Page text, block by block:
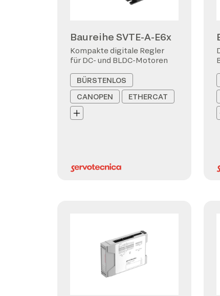
Baureihe SVTE-A-E6x
Kompakte digitale Regler
für DC- und BLDC-Motoren
BÜRSTENLOS
CANOPEN
ETHERCAT